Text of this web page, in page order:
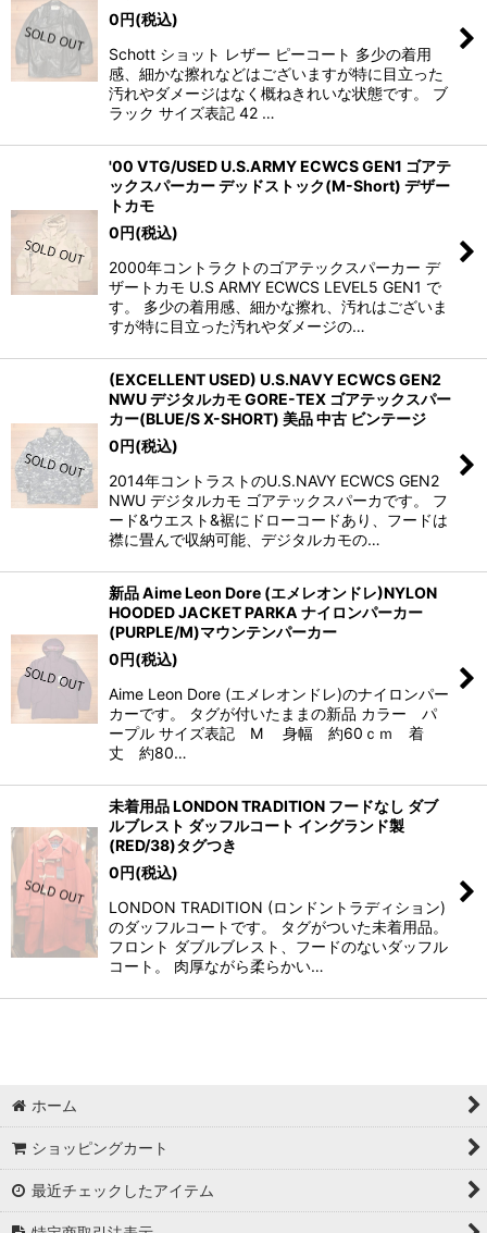
0円(税込)
Schott ショット レザー ピーコート 多少の着用
感、細かな擦れなどはございますが特に目立った
汚れやダメージはなく概ねきれいな状態です。 ブ
ラック サイズ表記 42 …
'00 VTG/USED U.S.ARMY ECWCS GEN1 ゴアテ
ックスパーカー デッドストック(M-Short) デザー
トカモ
0円(税込)
2000年コントラクトのゴアテックスパーカー デ
ザートカモ U.S ARMY ECWCS LEVEL5 GEN1 で
す。 多少の着用感、細かな擦れ、汚れはございま
すが特に目立った汚れやダメージの…
(EXCELLENT USED) U.S.NAVY ECWCS GEN2
NWU デジタルカモ GORE-TEX ゴアテックスパー
カー(BLUE/S X-SHORT) 美品 中古 ビンテージ
0円(税込)
2014年コントラストのU.S.NAVY ECWCS GEN2
NWU デジタルカモ ゴアテックスパーカです。 フ
ード&ウエスト&裾にドローコードあり、フードは
襟に畳んで収納可能、デジタルカモの…
新品 Aime Leon Dore (エメレオンドレ)NYLON
HOODED JACKET PARKA ナイロンパーカー
(PURPLE/M)マウンテンパーカー
0円(税込)
Aime Leon Dore (エメレオンドレ)のナイロンパー
カーです。 タグが付いたままの新品 カラー パ
ープル サイズ表記 M 身幅 約60ｃｍ 着
丈 約80…
未着用品 LONDON TRADITION フードなし ダブ
ルブレスト ダッフルコート イングランド製
(RED/38)タグつき
0円(税込)
LONDON TRADITION (ロンドントラディション)
のダッフルコートです。 タグがついた未着用品。
フロント ダブルブレスト、フードのないダッフル
コート。 肉厚ながら柔らかい…
ホーム
ショッピングカート
最近チェックしたアイテム